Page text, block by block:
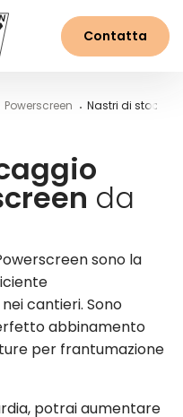
Contatta
Powerscreen Nastri di
da
sono la
cantieri. Sono
abbinamento
per frantumazione
potrai aumentare